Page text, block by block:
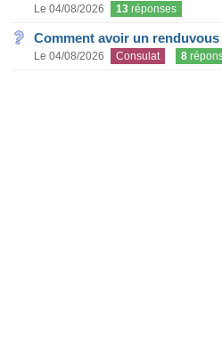
Le 04/08/2026 13 réponses
Comment avoir un
Le 04/08/2026 Consulat 8